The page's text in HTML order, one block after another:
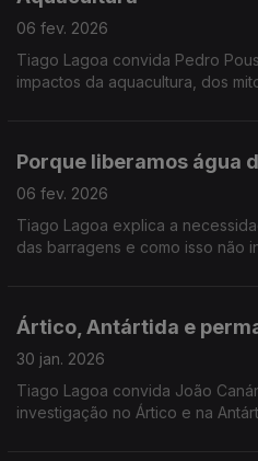
06 fev. 2026
Tiago Lagoa convida Pedro
impactos da aquacultura, dos
Porque liberamos água
06 fev. 2026
Tiago Lagoa explica a
das barragens e como isso não
Ártico, Antártida e
30 jan. 2026
Tiago Lagoa convida João
investigação no Ártico e na